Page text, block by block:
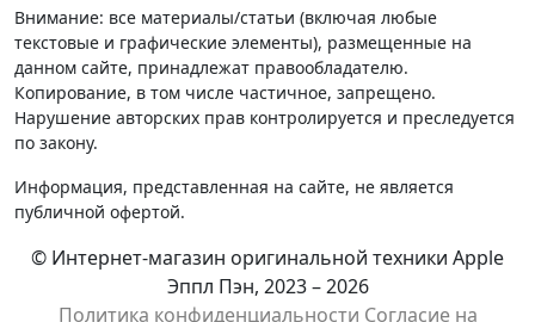
Внимание: все материалы/статьи (включая любые
текстовые и графические элементы), размещенные на
данном сайте, принадлежат правообладателю.
Копирование, в том числе частичное, запрещено.
Нарушение авторских прав контролируется и преследуется
по закону.
Информация, представленная на сайте, не является
публичной офертой.
© Интернет-магазин оригинальной техники Apple
Эппл Пэн, 2023 – 2026
Политика конфиденциальности Cогласие на